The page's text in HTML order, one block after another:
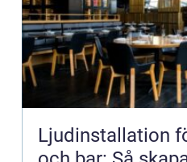
Ljudinstallation